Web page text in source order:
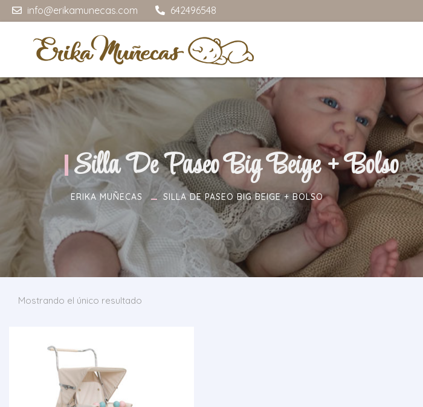
info@erikamunecas.com 642496548
Silla De Paseo Big Beige + Bolso
ERIKA MUÑECAS SILLA DE PASEO BIG BEIGE + BOLSO
Mostrando el único resultado